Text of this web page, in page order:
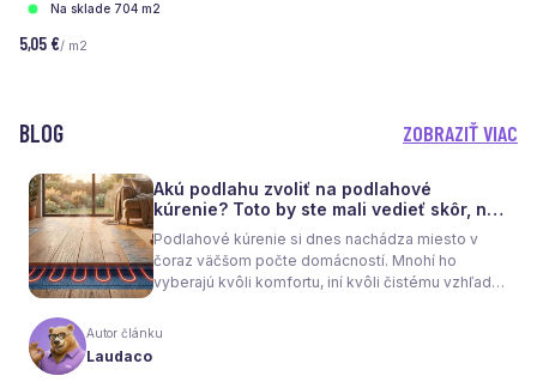
Na sklade 704 m2
5,05 €/ m2
BLOG ZOBRAZIŤ VIAC
Akú podlahu zvoliť na podlahové
kúrenie? Toto by ste mali vedieť skôr, než
sa rozhodnete
Podlahové kúrenie si dnes nachádza miesto v
čoraz väčšom počte domácností. Mnohí ho
vyberajú kvôli komfortu, iní kvôli čistému vzhľadu
Autor článku
Laudaco